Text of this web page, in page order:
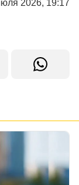
2026, 19:17